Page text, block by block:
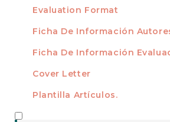
Evaluation Format
Ficha De Información
Ficha De Información
Cover Letter
Plantilla Artículos.